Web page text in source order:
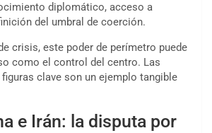
diplomático, acceso a
del umbral de coerción.
crisis, este poder de perímetro puede
como el control del centro. Las
clave son un ejemplo tangible
e Irán: la disputa por